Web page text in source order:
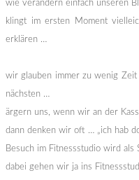
wie verändern einfach unseren
klingt im ersten Moment
erklären …
wir glauben immer zu wenig
nächsten …
ärgern uns, wenn wir an der
dann denken wir oft … „ich hab
Besuch im Fitnessstudio wird als
dabei gehen wir ja ins